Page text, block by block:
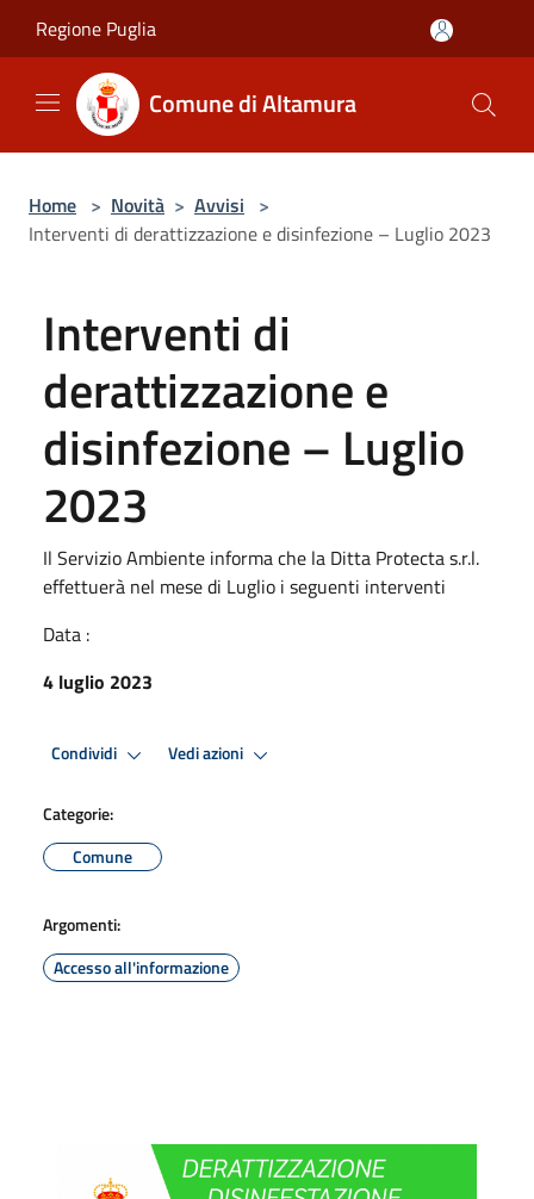
Regione Puglia
Comune di Altamura
Home > Novità > Avvisi >
Interventi di derattizzazione e disinfezione – Luglio 2023
Interventi di
derattizzazione e
disinfezione – Luglio
2023
Il Servizio Ambiente informa che la Ditta Protecta s.r.l.
effettuerà nel mese di Luglio i seguenti interventi
Data :
4 luglio 2023
Condividi Vedi azioni
Categorie:
Comune
Argomenti:
Accesso all'informazione